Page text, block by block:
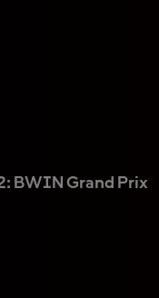
BWIN Grand Prix